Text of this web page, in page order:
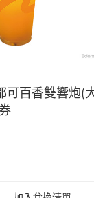
可百香雙響炮(